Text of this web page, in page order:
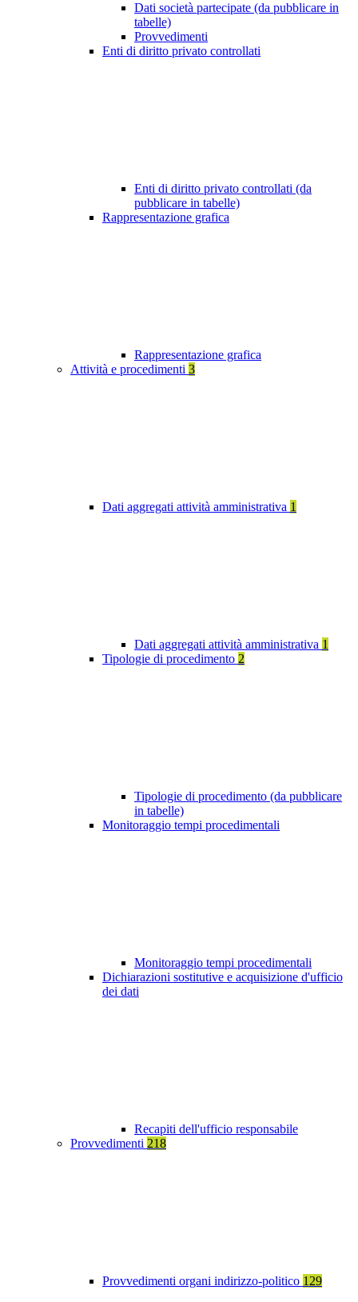
Dati società partecipate (da pubblicare in
tabelle)
Provvedimenti
Enti di diritto privato controllati
Enti di diritto privato controllati (da
pubblicare in tabelle)
Rappresentazione grafica
Rappresentazione grafica
Attività e procedimenti 3
Dati aggregati attività amministrativa 1
Dati aggregati attività amministrativa 1
Tipologie di procedimento 2
Tipologie di procedimento (da pubblicare
in tabelle)
Monitoraggio tempi procedimentali
Monitoraggio tempi procedimentali
Dichiarazioni sostitutive e acquisizione d'ufficio
dei dati
Recapiti dell'ufficio responsabile
Provvedimenti 218
Provvedimenti organi indirizzo-politico 129